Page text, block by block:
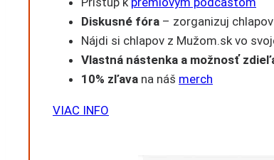
Diskusné fóra – zorganizuj
Nájdi si chlapov z Mužom.sk vo
Vlastná nástenka a možnosť
10% zľava na náš merch
VIAC INFO